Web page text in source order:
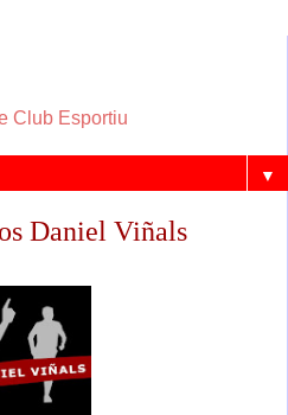
Club Esportiu
▼
Daniel Viñals